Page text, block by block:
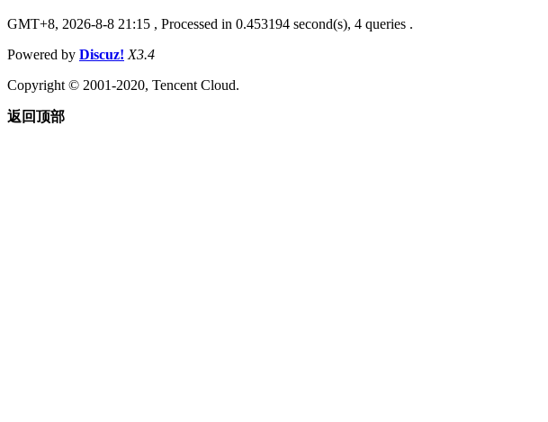
GMT+8, 2026-8-8 21:15 , Processed in 0.453194 second(s), 4 queries .
Powered by Discuz! X3.4
Copyright © 2001-2020, Tencent Cloud.
返回顶部